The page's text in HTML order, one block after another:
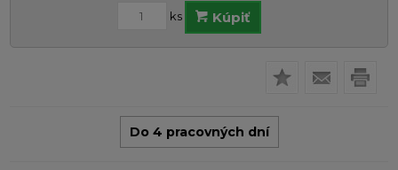
ks Kúpiť
Do 4 pracovných dní